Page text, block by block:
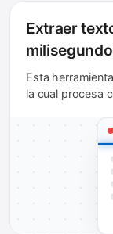
Extraer
Esta
la cual procesa